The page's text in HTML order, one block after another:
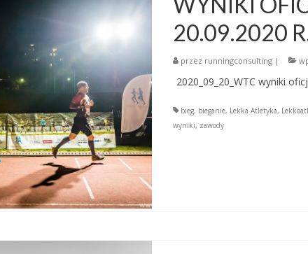
20.09.2020
przez runningconsulting|
2020_09_20_WTC wyniki
bieg, bieganie, Lekka Atletyka,
wyniki, zawody